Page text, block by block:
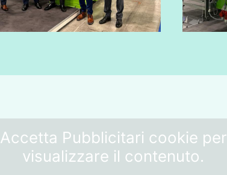
Accetta Pubblicitari cookie per
visualizzare il contenuto.